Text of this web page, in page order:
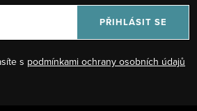
s podmínkami ochrany osobních údajů
PŘIHLÁSIT SE